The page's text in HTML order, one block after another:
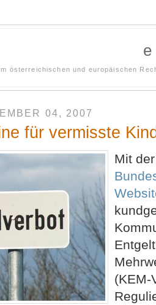
österreichischen und europäischen
04, 2007
für vermisste
Mit
(KEM-